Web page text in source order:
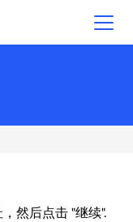
然后点击 "继续".